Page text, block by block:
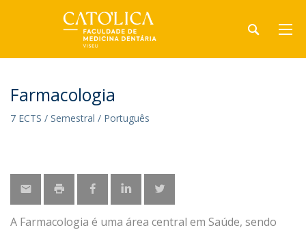
Farmacologia
7 ECTS / Semestral / Português
A Farmacologia é uma área central em Saúde, sendo